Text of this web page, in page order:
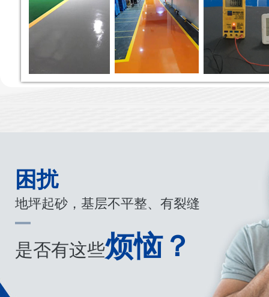
困扰
地坪起砂，基层不平整、有裂缝
是否有这些烦恼？